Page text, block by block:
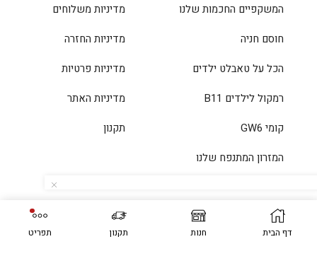
דף הבית חנות תקנון תפריט
המשקפיים החכמות שלנו
חוסם חניה
הכל על טאבלט ילדים
רמקול לילדים B11
קומי GW6
המזרון המתנפח שלנו
מדיניות משלוחים
מדיניות החזרה
מדיניות פרטיות
מדיניות האתר
תקנון
© כל הזכויות שמורות לחכם דיגיטל בע”מ